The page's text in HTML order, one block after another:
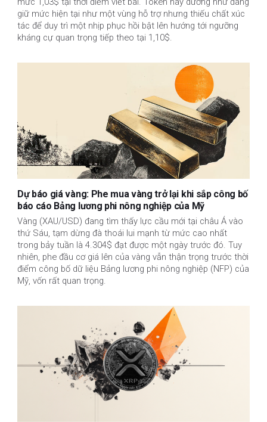
giữ mức hiện tại như một vùng hỗ trợ nhưng thiếu chất xúc
tác để duy trì một nhịp phục hồi bật lên hướng tới ngưỡng
kháng cự quan trọng tiếp theo tại 1,10$.
Dự báo giá vàng: Phe mua vàng trở lại khi sắp công bố
báo cáo Bảng lương phi nông nghiệp của Mỹ
Vàng (XAU/USD) đang tìm thấy lực cầu mới tại châu Á vào
thứ Sáu, tạm dừng đà thoái lui mạnh từ mức cao nhất
trong bảy tuần là 4.304$ đạt được một ngày trước đó. Tuy
nhiên, phe đầu cơ giá lên của vàng vẫn thận trọng trước thời
điểm công bố dữ liệu Bảng lương phi nông nghiệp (NFP) của
Mỹ, vốn rất quan trọng.